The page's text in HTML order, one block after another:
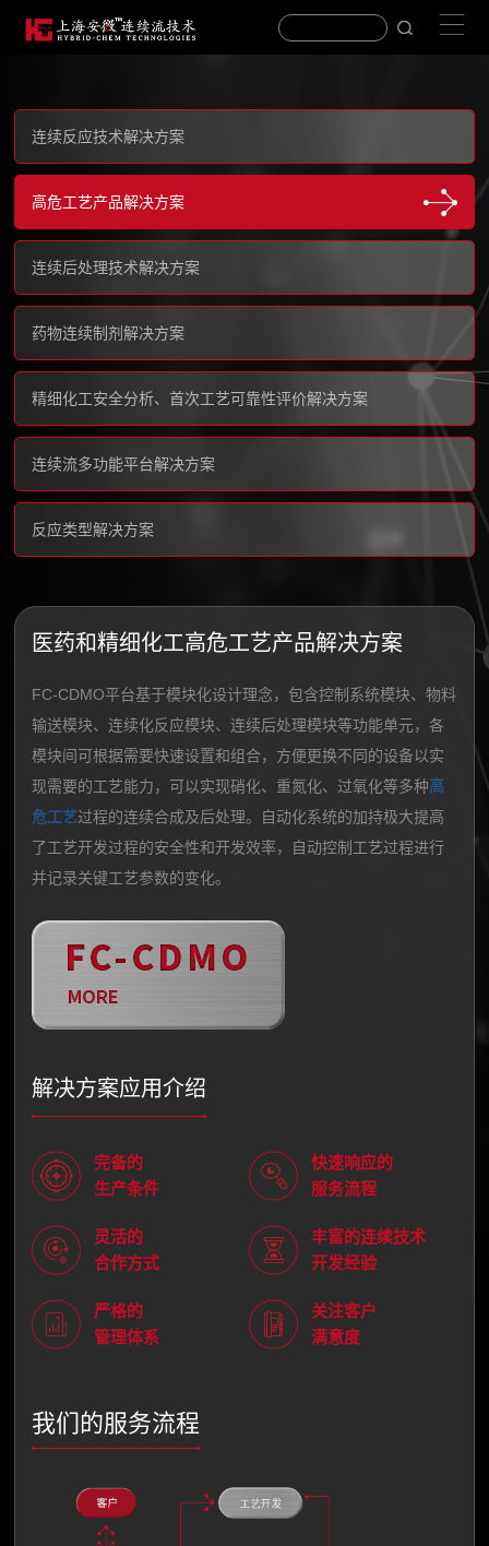
连续反应技术解决方案
高危工艺产品解决方案
连续后处理技术解决方案
药物连续制剂解决方案
精细化工安全分析、首次工艺可靠性评价解决方案
连续流多功能平台解决方案
反应类型解决方案
医药和精细化工高危工艺产品解决方案
FC-CDMO平台基于模块化设计理念，包含控制系统模块、物料
输送模块、连续化反应模块、连续后处理模块等功能单元，各
模块间可根据需要快速设置和组合，方便更换不同的设备以实
现需要的工艺能力，可以实现硝化、重氮化、过氧化等多种高
危工艺过程的连续合成及后处理。自动化系统的加持极大提高
了工艺开发过程的安全性和开发效率，自动控制工艺过程进行
并记录关键工艺参数的变化。
解决方案应用介绍
完备的
生产条件
快速响应的
服务流程
灵活的
合作方式
丰富的连续技术
开发经验
严格的
管理体系
关注客户
满意度
我们的服务流程